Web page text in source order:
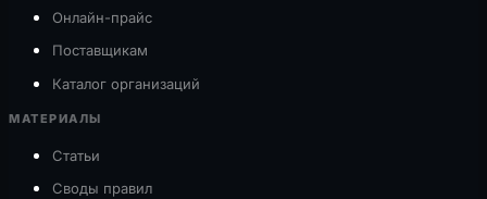
Онлайн-прайс
Поставщикам
Каталог организаций
МАТЕРИАЛЫ
Статьи
Своды правил